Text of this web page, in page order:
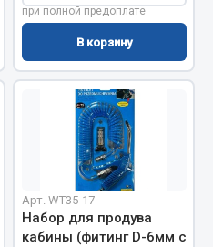
ещё
при полной предоплате
В корзину
Арт. WT35-17
Набор для продува
кабины (фитинг D-6мм с